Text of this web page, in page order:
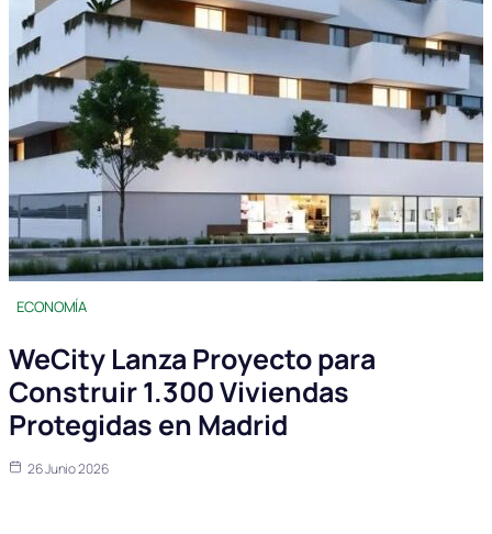
ECONOMÍA
WeCity Lanza Proyecto para
Construir 1.300 Viviendas
Protegidas en Madrid
26 Junio 2026